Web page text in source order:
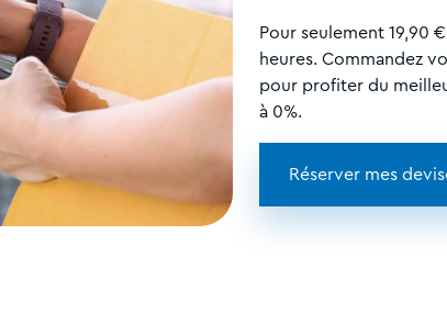
Pour seulement 19,90
heures. Commandez
pour profiter du
à 0%.
Réserver mes